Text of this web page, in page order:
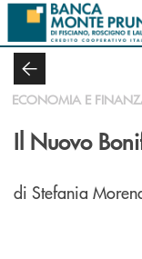
Salta al contenuto
ECONOMIA E
Il Nuovo
di Stefania